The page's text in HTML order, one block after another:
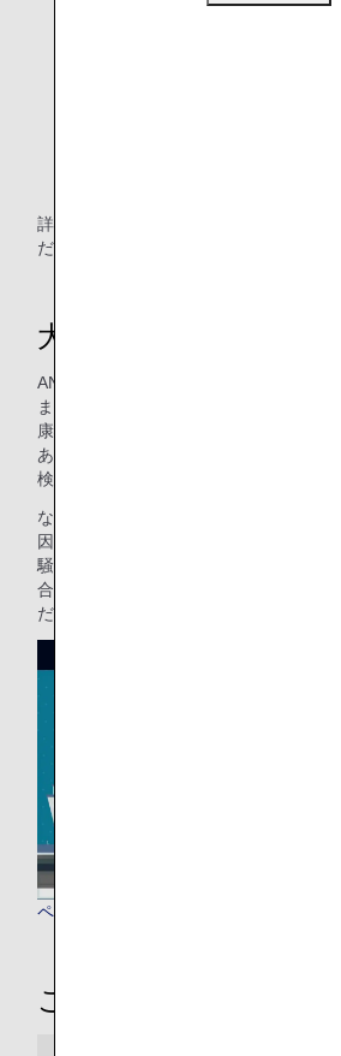
おからだの不自由なお客様に付き
て認定された盲導犬、聴導犬、介
は上記取り扱いとは異なり、お客
詳細は「
ださい。
大切なお知らせ
ANAでは大切なペットが快適に過ごせ
ますが、日常生活とは大きく異なる輸
康状態に様々な影響を与え、衰弱、も
あります。必ず事前に注意事項をご確
検討のうえ、ご利用ください。
なお、当該運送中に発生したペットの
因が、ペット自身の健康状態や体質等（
騒音による影響を含む）、ペット自身
合、もしくは、梱包の不備等にある場
だきます。
ペット・動物の輸送環境
ご利用事項